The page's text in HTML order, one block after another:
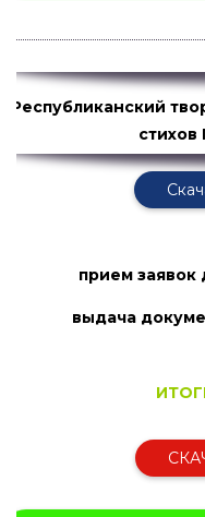
Республиканский
стихов
прием заявок
выдача